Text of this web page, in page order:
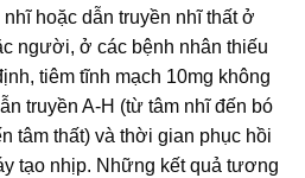
hoặc dẫn truyền nhĩ thất ở
người, ở các bệnh nhân thiếu
tiêm tĩnh mạch 10mg không
truyền A-H (từ tâm nhĩ đến bó
tâm thất) và thời gian phục hồi
tạo nhịp. Những kết quả tương